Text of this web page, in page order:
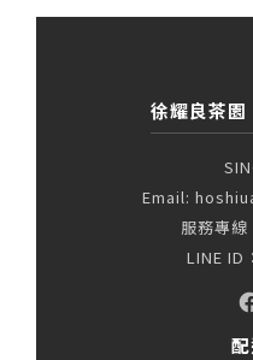
徐耀良茶
Email:
服務專
LINE ID